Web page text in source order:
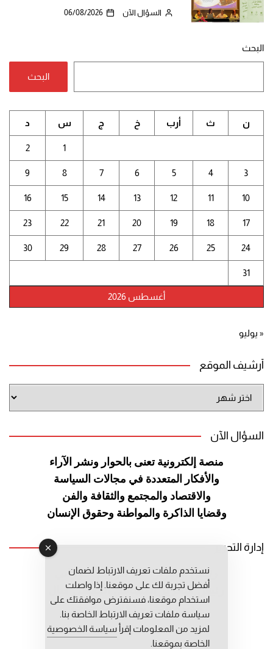
السؤال الآن 06/08/2026
البحث
البحث
أغسطس 2026
ن ث أرب خ ج س د
1
2
3
4
5
6
7
8
9
10
11
12
13
14
15
16
17
18
19
20
21
22
23
24
25
26
27
28
29
30
31
« يوليو
أرشيف الموقع
الموقع
السؤال الآن
منصة إلكترونية تعنى بالحوار ونشر
الآراء
والأفكار المتعددة في مجالات السياسة
والاقتصاد والمجتمع والثقافة والفن
وقضايا الذاكرة والمواطنة وحقوق الإنسان
إدارة التحرير
رئيس التحرير: عبد الرحيم التوراني
رئيس التحرير المساعد: المعطي قبال
مديرة التحرير: فاطمة حوحو
نستخدم ملفات تعريف الارتباط لضمان
أفضل تجربة لك على موقعنا. إذا واصلت
استخدام موقعنا، فسنفترض موافقتك على
سياسة ملفات تعريف الارتباط الخاصة بنا.
لمزيد من المعلومات إقرأ سياسة الخصوصية
الخاصة بموقعنا.